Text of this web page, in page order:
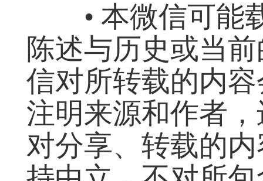
• 本微信可能
陈述与历史或当
信对所转载的内
注明来源和作者
对分享、转载的